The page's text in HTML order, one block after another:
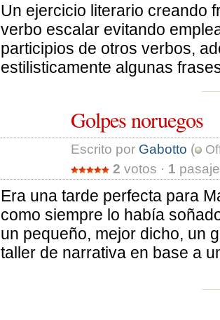
Un ejercicio literario creando
verbo escalar evitando
participios de otros verbos,
estilisticamente algunas
Golpes noruegos
Escrito por Gabotto (
2 votos · 1
Era una tarde perfecta para
como siempre lo había
un pequeño, mejor dicho, un
taller de narrativa en base a